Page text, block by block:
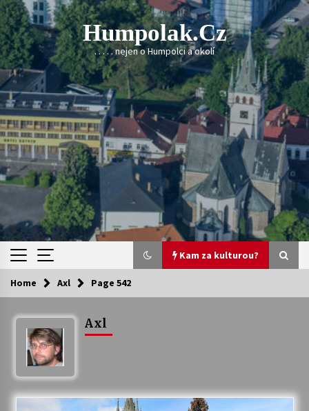
Skip
to
content
Humpolak.cz
. . . . . nejen o Humpolci a okolí
Kam za kulturou?
Kam za kulturou?
Letní koncerty ve Stromovce: Ars Camerata a
Vernisáž výstavy Josefíny Duškové: Stávám se
kapkou
Home Axl Page 542
Axl